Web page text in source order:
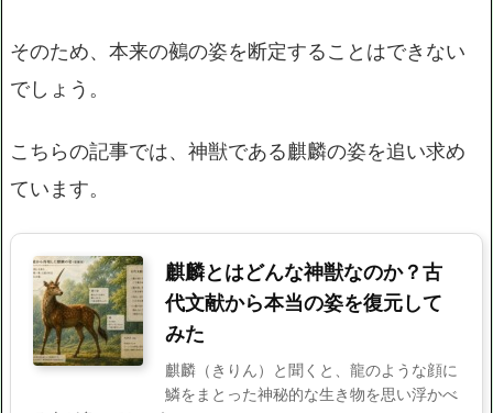
そのため、本来の鵺の姿を断定することはできない
でしょう。
こちらの記事では、神獣である麒麟の姿を追い求め
ています。
麒麟とはどんな神獣なのか？古
代文献から本当の姿を復元して
みた
麒麟（きりん）と聞くと、龍のような顔に
鱗をまとった神秘的な生き物を思い浮かべ